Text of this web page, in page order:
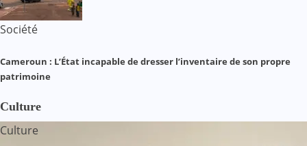
Société
Cameroun : L’État incapable de dresser l’inventaire de son propre
patrimoine
Culture
Culture